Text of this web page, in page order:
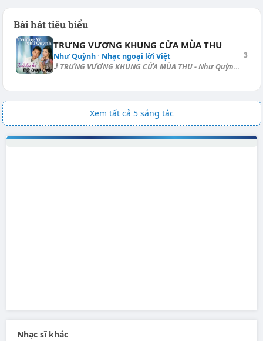
Bài hát tiêu biểu
TRƯNG VƯƠNG KHUNG CỬA MÙA THU
Như Quỳnh · Nhạc ngoại lời Việt
♪ TRƯNG VƯƠNG KHUNG CỬA MÙA THU - Như Quỳnh Điệu: Rumba [C]-[Dm7]-[E]-[F...
3
Xem tất cả 5 sáng tác
Nhạc sĩ khác